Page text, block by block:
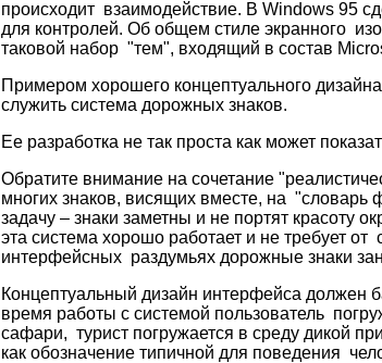
происходит взаимодействие. В Windows 95
для контролей. Об общем стиле экранного
таковой набор "тем", входящий в состав
Примером хорошего концептуального
служить система дорожных знаков.
Ее разработка не так проста как может
Обратите внимание на сочетание
многих знаков, висящих вместе, на "словарь
задачу – знаки заметны и не портят красоту
эта система хорошо работает и не требует
интерфейсных раздумьях дорожные знаки
Концептуальный дизайн интерфейса должен
время работы с системой пользователь
сафари, турист погружается в среду дикой
как обозначение типичной для поведения